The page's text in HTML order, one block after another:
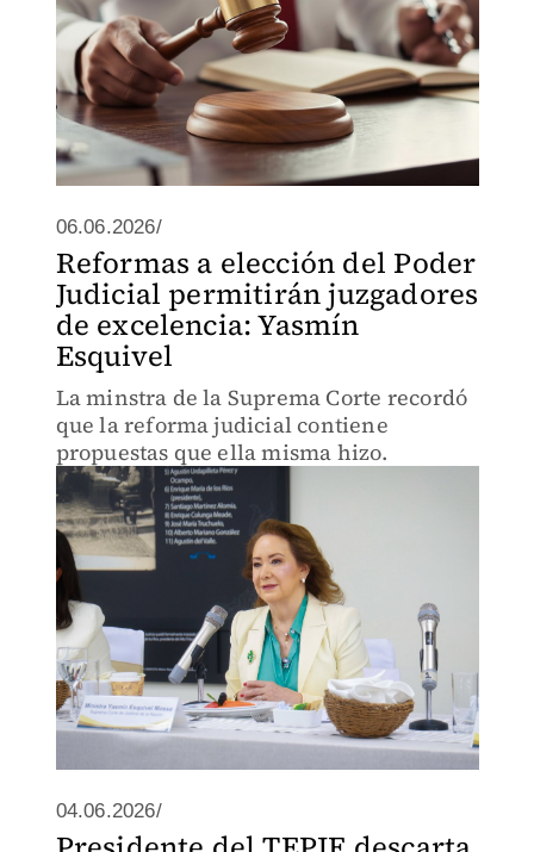
06.06.2026/
Reformas a elección del Poder
Judicial permitirán juzgadores
de excelencia: Yasmín
Esquivel
La minstra de la Suprema Corte recordó
que la reforma judicial contiene
propuestas que ella misma hizo.
04.06.2026/